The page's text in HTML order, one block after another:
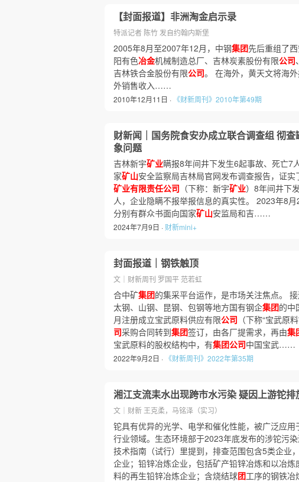
【封面报道】非洲淘金启示录
特派记者 陈竹 发自约翰内斯堡
2005年8月至2007年12月，中钢集团先后重组了
阳有色冶金机械制造总厂、吉林炭素股份有限公司
吉林铁合金股份有限公司。 在海外，黄天文将海
外销售收入……
2010年12月11日 · 《财新周刊》2010年第49期
财新闻｜国务院食安办成立联合调查组 彻
象问题
吉林新宇矿业瞒报8年间井下发生6起事故、死亡7
家矿山安全监察局吉林局官网发布调查报告，证实
矿业有限责任公司 （下称：新宇矿业）8年间井下
人，企业隐瞒不报举报信息的真实性。 2023年8月
分别有群众书面向国家矿山安监局和吉……
2024年7月9日 · 财新mini+
封面报道｜钢铁触顶
文｜财新周刊 罗国平 范若虹
合中矿集团的集采平台运作，是市场关注焦点。 接
太钢、山钢、昆钢、包钢等地方国有钢企集团的中
月注册成立宝武原料供应有限公司 （下称“宝武原
司采购合同转到集团签订，由各厂提需求，再由集
宝武原料的股权结构中，有集团公司中国宝武……
2022年9月2日 · 《财新周刊》2022年第35期
湘江支流耒水出现跨市水污染 疑因上游铊排
文｜财新 王克柔，马铭泽（实习）
铊具有优异的光学、电学和催化性能，被广泛应用
行业领域。生态环境部于2023年底发布的涉铊污
技术指南（试行）里提到，排查范围包含5类企业
企业；铅锌冶炼企业，包括矿产铅锌冶炼和以冶
料的再生铅锌冶炼企业；含烧结球团工序的钢铁冶